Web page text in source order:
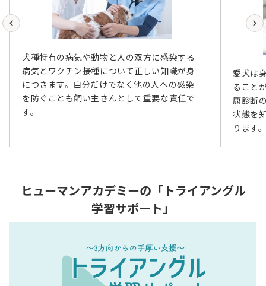
犬種特有の病気や動物と人の双方に感染する
病気とワクチン接種について正しい知識が身
につきます。自分だけでなく他の人への感染
を防ぐことも飼い主さんとして重要な責任で
す。
愛犬は
ること
康診断
状態を
ります
ヒューマンアカデミーの「トライアングル
学習サポート」